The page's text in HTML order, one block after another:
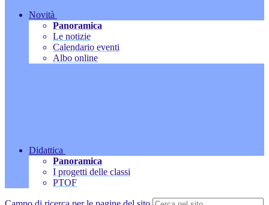
Novità
Panoramica
Le notizie
Calendario eventi
Albo online
Didattica
Panoramica
I progetti delle classi
PTOF